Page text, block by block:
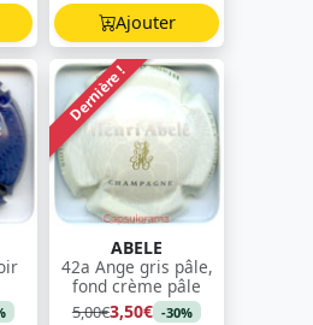
Ajouter
Dernière !
ABELE
42a Ange gris pâle,
fond crème pâle
5,00€3,50€ -30%